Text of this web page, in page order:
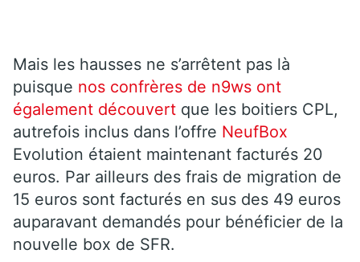
Mais les hausses ne s’arrêtent pas là
puisque nos confrères de n9ws ont
également découvert que les boitiers CPL,
autrefois inclus dans l’offre NeufBox
Evolution étaient maintenant facturés 20
euros. Par ailleurs des frais de migration de
15 euros sont facturés en sus des 49 euros
auparavant demandés pour bénéficier de la
nouvelle box de SFR.